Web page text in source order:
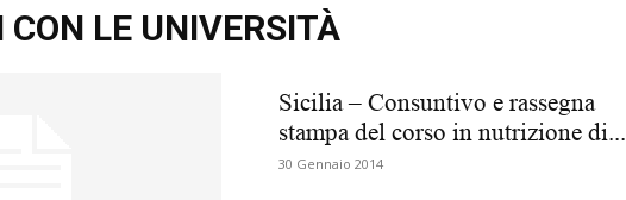
CON LE UNIVERSITÀ
Sicilia – Consuntivo e rassegna
stampa del corso in nutrizione di...
30 Gennaio 2014